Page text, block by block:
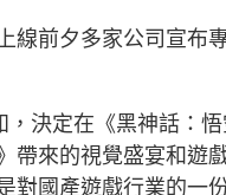
線前夕多家公司宣布
決定在《黑神話：
帶來的視覺盛宴和遊
對國產遊戲行業的一